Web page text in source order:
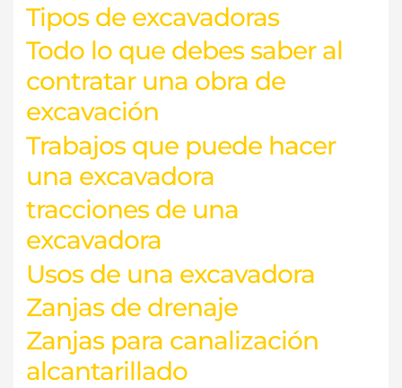
Tipos de excavadoras
Todo lo que debes saber al
contratar una obra de
excavación
Trabajos que puede hacer
una excavadora
tracciones de una
excavadora
Usos de una excavadora
Zanjas de drenaje
Zanjas para canalización
alcantarillado